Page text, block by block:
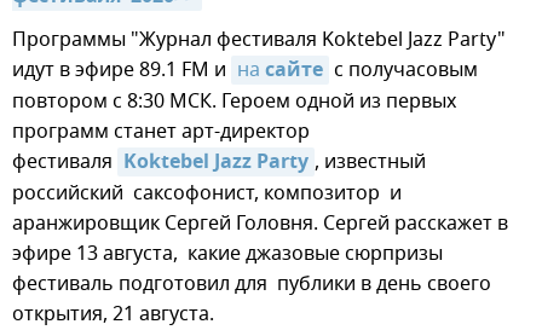
Программы "Журнал фестиваля Koktebel Jazz Party"
идут в эфире 89.1 FM и на сайте с получасовым
повтором с 8:30 МСК. Героем одной из первых
программ станет арт-директор
фестиваля Koktebel Jazz Party , известный
российский саксофонист, композитор и
аранжировщик Сергей Головня. Сергей расскажет в
эфире 13 августа, какие джазовые сюрпризы
фестиваль подготовил для публики в день своего
открытия, 21 августа.